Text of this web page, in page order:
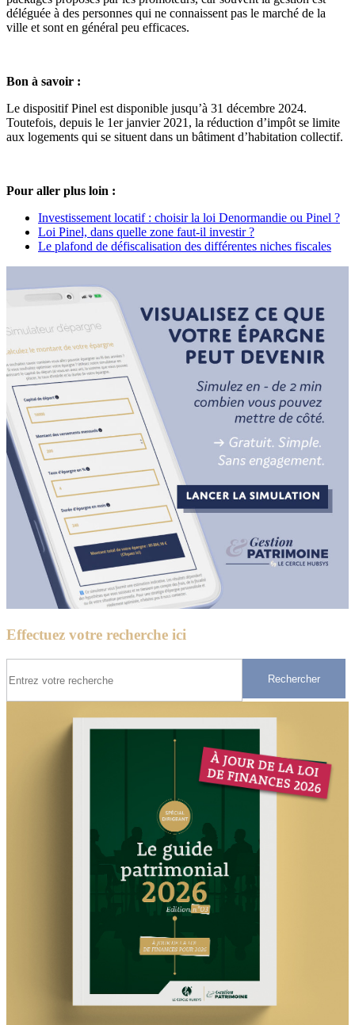
déléguée à des personnes qui ne connaissent pas le marché de la
ville et sont en général peu efficaces.
Bon à savoir :
Le dispositif Pinel est disponible jusqu’à 31 décembre 2024.
Toutefois, depuis le 1er janvier 2021, la réduction d’impôt se limite
aux logements qui se situent dans un bâtiment d’habitation collectif.
Pour aller plus loin :
Investissement locatif : choisir la loi Denormandie ou Pinel ?
Loi Pinel, dans quelle zone faut-il investir ?
Le plafond de défiscalisation des différentes niches fiscales
Effectuez votre recherche ici